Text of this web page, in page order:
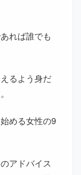
れば誰でも
るよう身だ
める女性の9
アドバイス